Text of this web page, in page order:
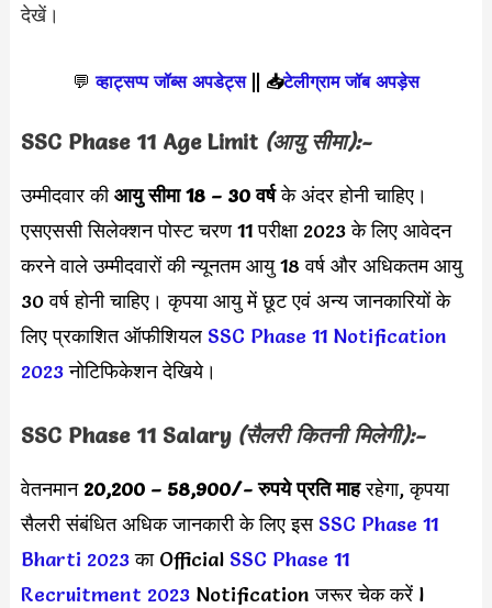
देखें।
💬 व्हाट्सप्प जॉब्स अपडेट्स|| 📥टेलीग्राम जॉब अपड़ेस
SSC Phase 11 Age Limit (आयु सीमा):-
उम्मीदवार कीआयु सीमा 18 – 30 वर्षके अंदर होनी चाहिए।
एसएससी सिलेक्शन पोस्ट चरण 11 परीक्षा 2023 के लिए आवेदन
करने वाले उम्मीदवारों की न्यूनतम आयु 18 वर्ष और अधिकतम आयु
30 वर्ष होनी चाहिए। कृपया आयु में छूट एवं अन्य जानकारियों के
लिए प्रकाशित ऑफीशियल SSC Phase 11 Notification
2023नोटिफिकेशन देखिये।
SSC Phase 11 Salary (सैलरी कितनी मिलेगी):-
वेतनमान 20,200 – 58,900/- रुपये प्रति माहरहेगा, कृपया
सैलरी संबंधित अधिक जानकारी के लिए इस SSC Phase 11
Bharti 2023का Official SSC Phase 11
Recruitment 2023Notification जरूर चेक करें l